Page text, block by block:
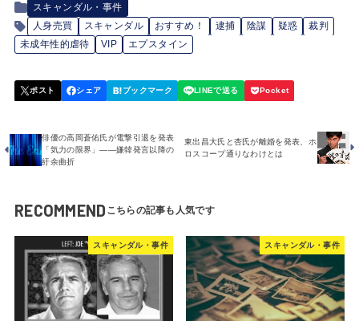
スキャンダル・事件
人身売買
スキャンダル おすすめ！ 逮捕 陰謀 疑惑
裁判
未成年性的虐待
VIP エプスタイン
俳優の高岡蒼佑氏が電撃引退を発表
「気力の限界」――嫌韓発言以降の
紆余曲折
東出昌大氏と杏氏が離婚を発表、ホ
ロスコープ通りなわけとは
RECOMMEND
スキャンダル・事件 スキャンダル・事件